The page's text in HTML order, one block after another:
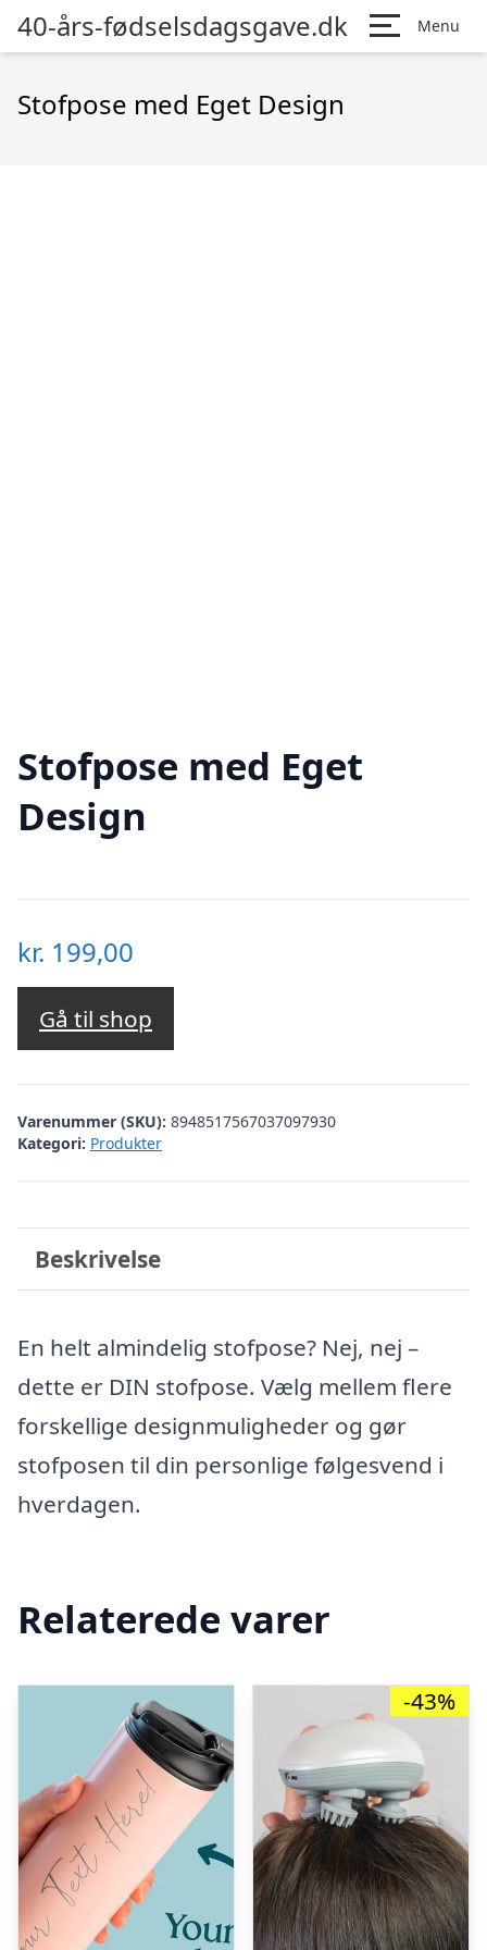
40-års-fødselsdagsgave.dk Menu
Stofpose med Eget Design
Stofpose med Eget
Design
kr. 199,00
Gå til shop
Varenummer (SKU): 8948517567037097930
Kategori: Produkter
Beskrivelse
En helt almindelig stofpose? Nej, nej –
dette er DIN stofpose. Vælg mellem flere
forskellige designmuligheder og gør
stofposen til din personlige følgesvend i
hverdagen.
Relaterede varer
-43%